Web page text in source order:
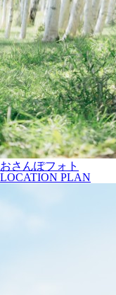
おさんぽフォト
LOCATION PLAN